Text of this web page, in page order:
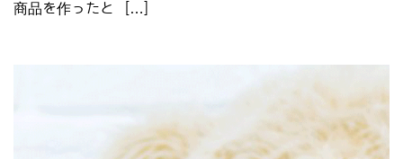
商品を作ったと […]